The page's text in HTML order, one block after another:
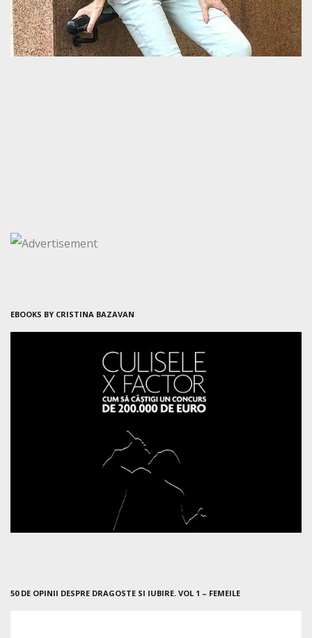
EBOOKS BY CRISTINA BAZAVAN
50 DE OPINII DESPRE DRAGOSTE SI IUBIRE. VOL 1 – FEMEILE